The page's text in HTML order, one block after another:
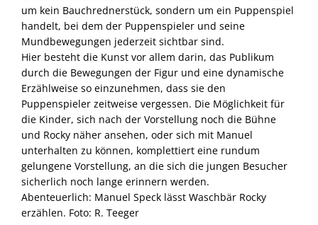
um kein Bauchrednerstück, sondern um ein Puppenspiel
handelt, bei dem der Puppenspieler und seine
Mundbewegungen jederzeit sichtbar sind.
Hier besteht die Kunst vor allem darin, das Publikum
durch die Bewegungen der Figur und eine dynamische
Erzählweise so einzunehmen, dass sie den
Puppenspieler zeitweise vergessen. Die Möglichkeit für
die Kinder, sich nach der Vorstellung noch die Bühne
und Rocky näher ansehen, oder sich mit Manuel
unterhalten zu können, komplettiert eine rundum
gelungene Vorstellung, an die sich die jungen Besucher
sicherlich noch lange erinnern werden.
Abenteuerlich: Manuel Speck lässt Waschbär Rocky
erzählen. Foto: R. Teeger